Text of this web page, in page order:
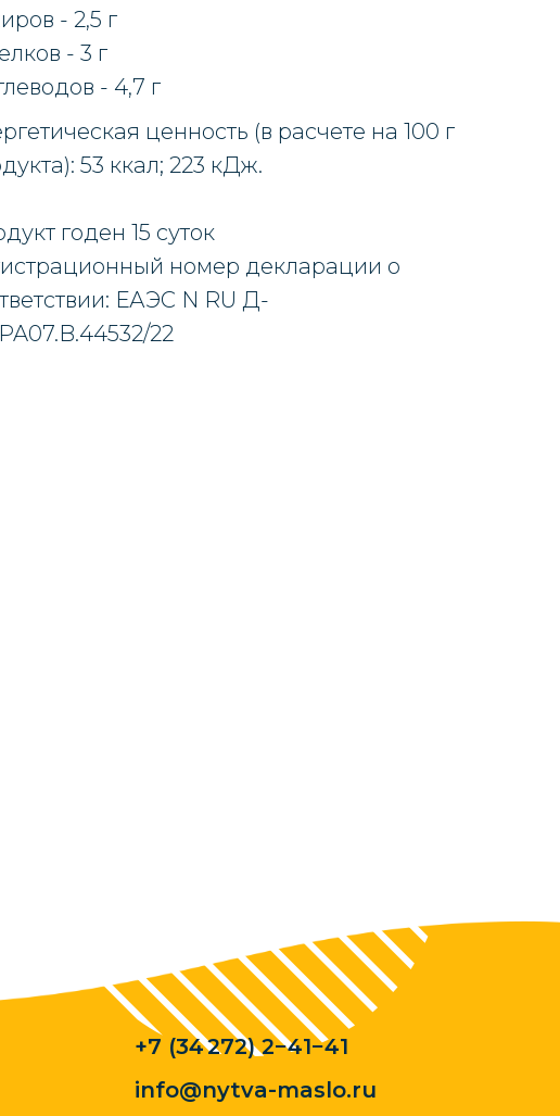
- 2,5 г
- 3 г
- 4,7 г
ценность (в расчете на 100 г
53 ккал; 223 кДж.
годен 15 суток
номер декларации о
ЕАЭС N RU Д-
22
+7 (34 272) 2−41−41
info@nytva-maslo.ru